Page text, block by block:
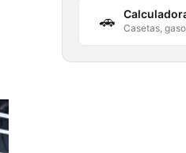
🚗 Casetas,